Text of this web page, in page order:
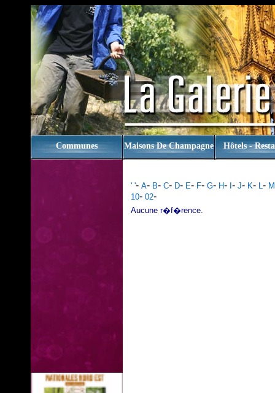
Communes Maisons De Champagne Hôtels -
' '- A- B- C- D- E- F- G- H- - J- K- L- M
10- 02-
Aucune r�f�rence.